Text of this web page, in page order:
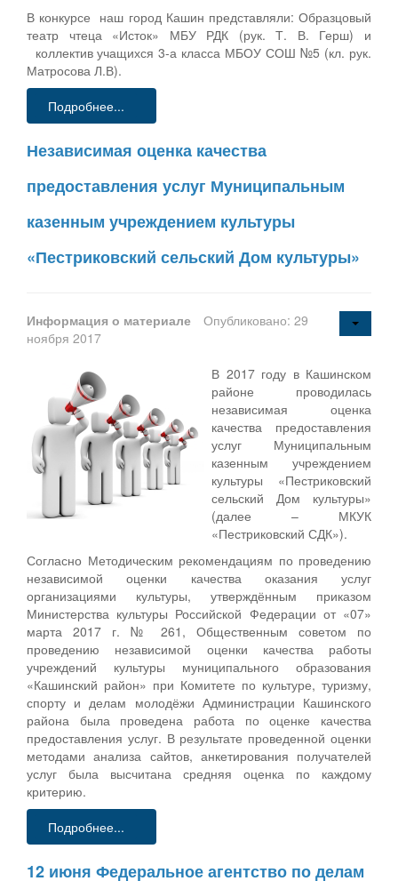
В конкурсе наш город Кашин представляли: Образцовый
театр чтеца «Исток» МБУ РДК (рук. Т. В. Герш) и
коллектив учащихся 3-а класса МБОУ СОШ №5 (кл. рук.
Матросова Л.В).
Подробнее...
Независимая оценка качества
предоставления услуг Муниципальным
казенным учреждением культуры
«Пестриковский сельский Дом культуры»
Информация о материале
Опубликовано: 29
ноября 2017
В 2017 году в Кашинском
районе проводилась
независимая оценка
качества предоставления
услуг Муниципальным
казенным учреждением
культуры «Пестриковский
сельский Дом культуры»
(далее – МКУК
«Пестриковский СДК»).
Согласно Методическим рекомендациям по проведению
независимой оценки качества оказания услуг
организациями культуры, утверждённым приказом
Министерства культуры Российской Федерации от «07»
марта 2017 г. № 261, Общественным советом по
проведению независимой оценки качества работы
учреждений культуры муниципального образования
«Кашинский район» при Комитете по культуре, туризму,
спорту и делам молодёжи Администрации Кашинского
района была проведена работа по оценке качества
предоставления услуг. В результате проведенной оценки
методами анализа сайтов, анкетирования получателей
услуг была высчитана средняя оценка по каждому
критерию.
Подробнее...
12 июня Федеральное агентство по делам